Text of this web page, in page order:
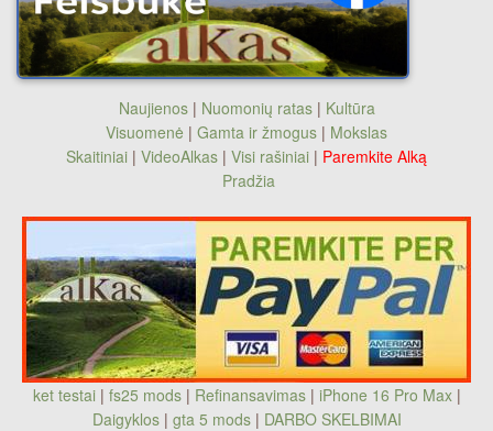
Naujienos| Nuomonių ratas| Kultūra
Visuomenė | Gamta ir žmogus | Mokslas
Skaitiniai | VideoAlkas | Visi rašiniai | Paremkite Alką
Pradžia
ket testai | fs25 mods| Refinansavimas| iPhone 16 Pro Max|
Daigyklos| gta 5 mods | DARBO SKELBIMAI